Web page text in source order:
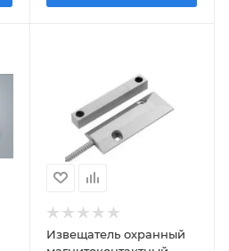
Извещатель охранный